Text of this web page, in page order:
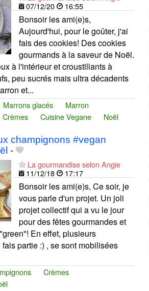
07/12/20
16:55
Bonsoir les ami(e)s,
Aujourd'hui, pour le goûter, j'ai
fais des cookies! Des cookies
gourmands à la saveur de Noël.
à l'intérieur et croustillants à
peu sucrés mais ultra décadents
et...
Marrons glacés
Marron
Crèmes Cuisine Vegane Noël
champignons #vegan
-
La gourmandise selon Angie
11/12/18
17:17
Bonsoir les ami(e)s, Ce soir, je
vous parle d'un projet. Un joli
projet collectif qui a vu le jour
pour des fêtes gourmandes et
En effet, plusieurs
partie :) , se sont mobilisées
Crèmes